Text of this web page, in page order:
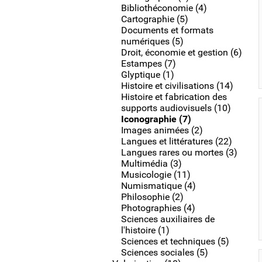
Bibliothéconomie (4)
Cartographie (5)
Documents et formats
numériques (5)
Droit, économie et gestion (6)
Estampes (7)
Glyptique (1)
Histoire et civilisations (14)
Histoire et fabrication des
supports audiovisuels (10)
Iconographie (7)
Images animées (2)
Langues et littératures (22)
Langues rares ou mortes (3)
Multimédia (3)
Musicologie (11)
Numismatique (4)
Philosophie (2)
Photographies (4)
Sciences auxiliaires de
l'histoire (1)
Sciences et techniques (5)
Sciences sociales (5)